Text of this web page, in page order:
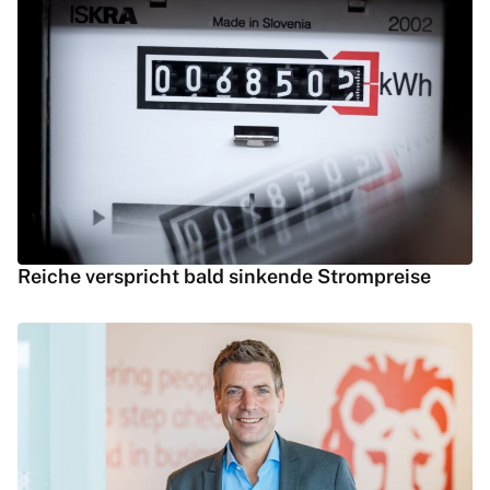
Reiche verspricht bald sinkende Strompreise